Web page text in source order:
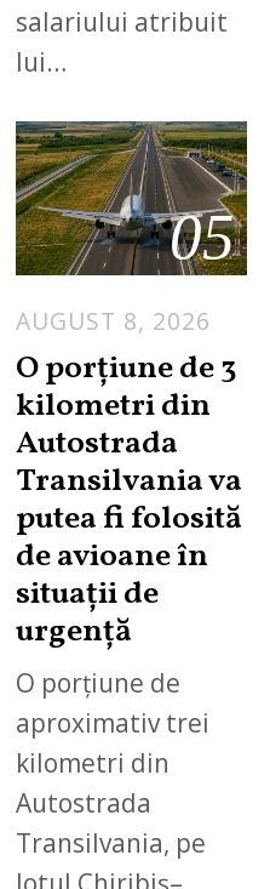
salariului atribuit
lui…
05
AUGUST 8, 2026
U
G
T
8
O porțiune de 3
kilometri din
Autostrada
Transilvania va
putea fi folosită
de avioane în
situații de
urgență
O porțiune de
aproximativ trei
kilometri din
Autostrada
Transilvania, pe